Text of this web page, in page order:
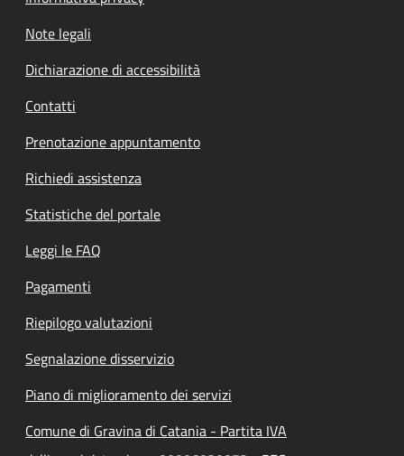
Note legali
Dichiarazione di accessibilità
Contatti
Prenotazione appuntamento
Richiedi assistenza
Statistiche del portale
Leggi le FAQ
Pagamenti
Riepilogo valutazioni
Segnalazione disservizio
Piano di miglioramento dei servizi
Comune di Gravina di Catania - Partita IVA